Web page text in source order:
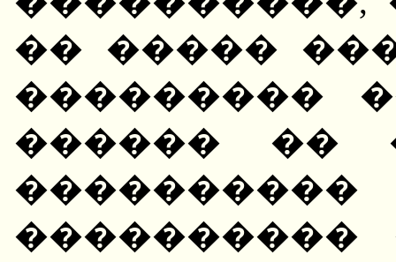
�� �����
���������
������ ��
����������